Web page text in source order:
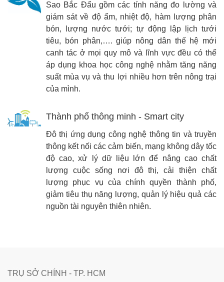
Sao Bắc Đẩu gồm các tính năng đo lường và
giám sát về độ ẩm, nhiệt độ, hàm lượng phân
bón, lượng nước tưới; tự động lập lịch tưới
tiêu, bón phân,…. giúp nông dân thế hệ mới
canh tác ở mọi quy mô và lĩnh vực đều có thể
áp dụng khoa học công nghệ nhằm tăng năng
suất mùa vụ và thu lợi nhiều hơn trên nông trại
của mình.
Thành phố thông minh - Smart city
Đô thị ứng dụng công nghệ thông tin và truyền
thông kết nối các cảm biến, mạng không dây tốc
độ cao, xử lý dữ liệu lớn để nâng cao chất
lượng cuộc sống nơi đô thị, cải thiện chất
lượng phục vụ của chính quyền thành phố,
giảm tiêu thụ năng lượng, quản lý hiệu quả các
nguồn tài nguyên thiên nhiên.
TRỤ SỞ CHÍNH - TP. HCM